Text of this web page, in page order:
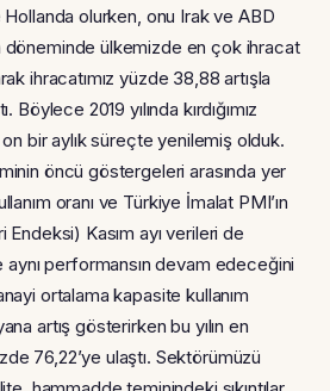
Hollanda olurken, onu Irak ve ABD
döneminde ülkemizde en çok ihracat
ihracatımız yüzde 38,88 artışla
2019 yılında kırdığımız
bir aylık süreçte yenilemiş olduk.
öncü göstergeleri arasında yer
oranı ve Türkiye İmalat PMI’ın
Endeksi) Kasım ayı verileri de
performansın devam edeceğini
ortalama kapasite kullanım
artış gösterirken bu yılın en
76,22’ye ulaştı. Sektörümüzü